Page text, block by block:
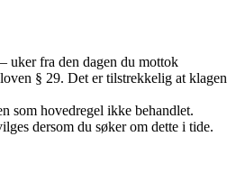
uker fra den dagen du mottok
§ 29. Det er tilstrekkelig at klagen
som hovedregel ikke behandlet.
dersom du søker om dette i tide.